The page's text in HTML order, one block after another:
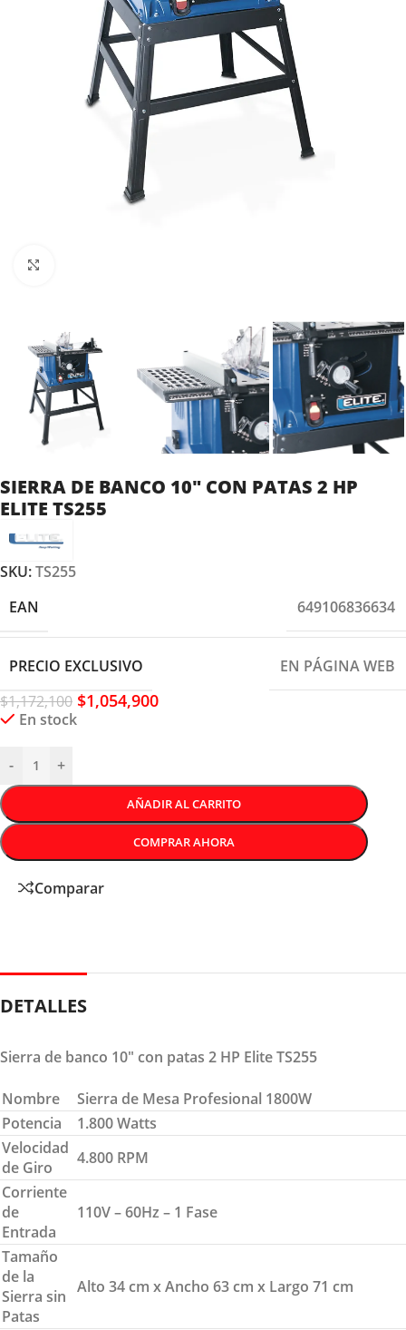
SIERRA DE BANCO 10″ CON PATAS 2 HP
ELITE TS255
SKU:TS255
EAN
649106836634
PRECIO EXCLUSIVO
EN PÁGINA WEB
$1,172,100 $1,054,900
En stock
- +
AÑADIR AL CARRITO
COMPRAR AHORA
Comparar
DETALLES
Sierra de banco 10″ con patas 2 HP Elite TS255
Nombre
Sierra de Mesa Profesional 1800W
Potencia
1.800 Watts
Velocidad
de Giro
4.800 RPM
Corriente
de
Entrada
110V – 60Hz – 1 Fase
Tamaño
de la
Sierra sin
Patas
Alto 34 cm x Ancho 63 cm x Largo 71 cm